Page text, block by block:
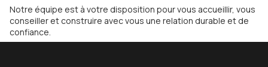
Notre équipe est à votre disposition pour vous accueillir, vous
conseiller et construire avec vous une relation durable et de
confiance.